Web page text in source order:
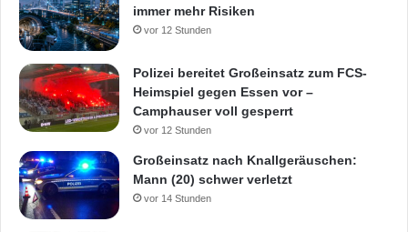
immer mehr Risiken
vor 12 Stunden
Polizei bereitet Großeinsatz zum FCS-
Heimspiel gegen Essen vor –
Camphauser voll gesperrt
vor 12 Stunden
Großeinsatz nach Knallgeräuschen:
Mann (20) schwer verletzt
vor 14 Stunden